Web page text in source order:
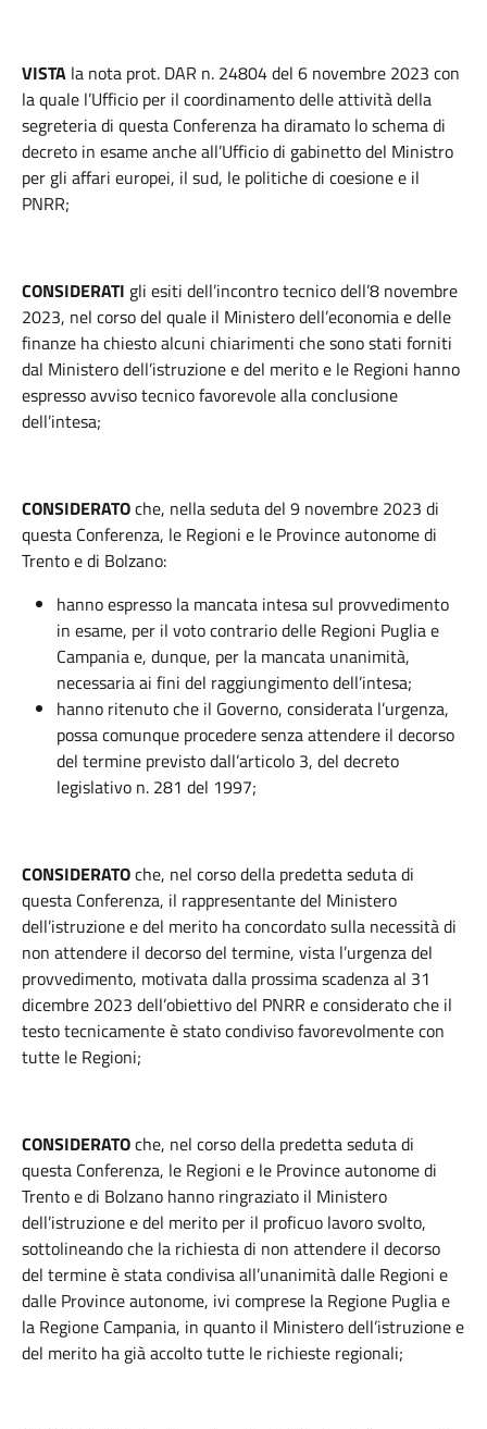
VISTA la nota prot. DAR n. 24804 del 6 novembre 2023 con
la quale l’Ufficio per il coordinamento delle attività della
segreteria di questa Conferenza ha diramato lo schema di
decreto in esame anche all’Ufficio di gabinetto del Ministro
per gli affari europei, il sud, le politiche di coesione e il
PNRR;
CONSIDERATI gli esiti dell’incontro tecnico dell’8 novembre
2023, nel corso del quale il Ministero dell’economia e delle
finanze ha chiesto alcuni chiarimenti che sono stati forniti
dal Ministero dell’istruzione e del merito e le Regioni hanno
espresso avviso tecnico favorevole alla conclusione
dell’intesa;
CONSIDERATOche, nella seduta del 9 novembre 2023 di
questa Conferenza, le Regioni e le Province autonome di
Trento e di Bolzano:
hanno espresso la mancata intesa sul provvedimento
in esame, per il voto contrario delle Regioni Puglia e
Campania e, dunque, per la mancata unanimità,
necessaria ai fini del raggiungimento dell’intesa;
hanno ritenuto che il Governo, considerata l’urgenza,
possa comunque procedere senza attendere il decorso
del termine previsto dall’articolo 3, del decreto
legislativo n. 281 del 1997;
CONSIDERATOche, nel corso della predetta seduta di
questa Conferenza, il rappresentante del Ministero
dell’istruzione e del merito ha concordato sulla necessità di
non attendere il decorso del termine, vista l’urgenza del
provvedimento, motivata dalla prossima scadenza al 31
dicembre 2023 dell’obiettivo del PNRR e considerato che il
testo tecnicamente è stato condiviso favorevolmente con
tutte le Regioni;
CONSIDERATOche, nel corso della predetta seduta di
questa Conferenza, le Regioni e le Province autonome di
Trento e di Bolzano hanno ringraziato il Ministero
dell’istruzione e del merito per il proficuo lavoro svolto,
sottolineando che la richiesta di non attendere il decorso
del termine è stata condivisa all’unanimità dalle Regioni e
dalle Province autonome, ivi comprese la Regione Puglia e
la Regione Campania, in quanto il Ministero dell’istruzione e
del merito ha già accolto tutte le richieste regionali;